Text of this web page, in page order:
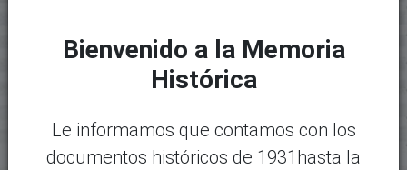
Bienvenido a la Memoria
Histórica
Le informamos que contamos con los
documentos históricos de 1931hasta la